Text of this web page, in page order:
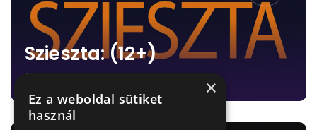
Szieszta: (12+)
×
Ez a weboldal sütiket
használ